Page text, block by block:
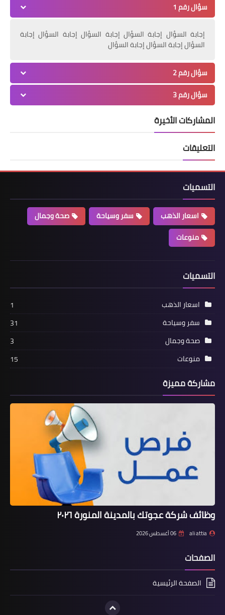
سؤال رقم 1
إجابة السؤال إجابة السؤال إجابة السؤال إجابة السؤال إجابة
السؤال إجابة السؤال إجابة السؤال
سؤال رقم 2
سؤال رقم 3
المشاركات الأخيرة
التعليقات
التسميات
اسعار الذهب سفر وسياحة
صحة وجمال
منوعات
التسميات
اسعار الذهب
1
سفر وسياحة
31
صحة وجمال
3
منوعات
15
مشاركة مميزة
وظائف شركة عجوتك بالمدينة المنورة ٢٠٢٦
ali attia 06 أغسطس 2026
الصفحات
الصفحة الرئيسية